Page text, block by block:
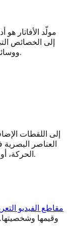
مولّد الأفاتار
إلى الخصائص
ووسائل التواصل الاجتماعي، ومحتوى الفيديو للأعمال.
العناصر البصرية
الحركة، أو تغطية القطع في المقابلات والتعليقات الصوتية.
مقاطع الفيديو
وقيمها وشخصيتها.